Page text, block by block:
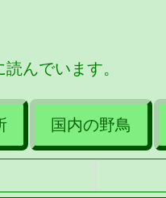
んでいます。
国内の野鳥